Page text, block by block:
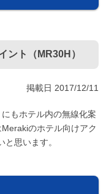
ト（MR30H）
掲載日 2017/12/11
もホテル内の無線化案
のホテル向けアク
思います。